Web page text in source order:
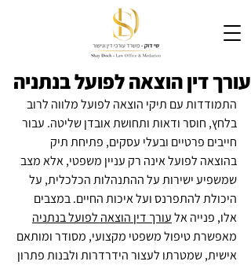
עורך דין הוצאה לפועל בנתניה
התמודדות עם תיקי הוצאה לפועל מלווה לרוב
בלחץ, חוסר ודאות ותחושת אובדן שליטה. עבור
חייבים פרטיים ובעלי עסקים, פתיחת תיק
בהוצאה לפועל אינה רק עניין משפטי, אלא מצב
שמשפיע ישירות על ההתנהלות הכלכלית, על
היכולת להתפרנס ועל איכות החיים. במצבים
אלו, פנייה אל עורך דין הוצאה לפועל בנתניה
מאפשרת טיפול משפטי מקצועי, מסודר ומותאם
אישית, שמטרתו לעצור הידרדרות ולבנות פתרון